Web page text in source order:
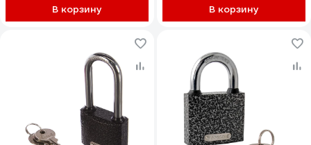
В корзину В корзину